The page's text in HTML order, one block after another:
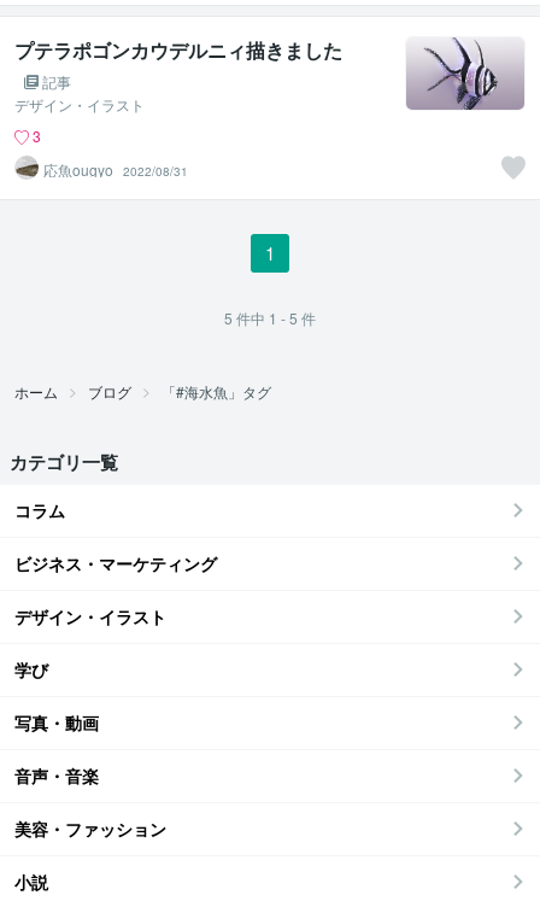
プテラポゴンカウデルニィ描きました
記事
デザイン・イラスト
3
応魚ougyo
2022/08/31
1
5 件中 1 - 5 件
ホーム ブログ 「#海水魚」タグ
カテゴリ一覧
コラム
ビジネス・マーケティング
デザイン・イラスト
学び
写真・動画
音声・音楽
美容・ファッション
小説